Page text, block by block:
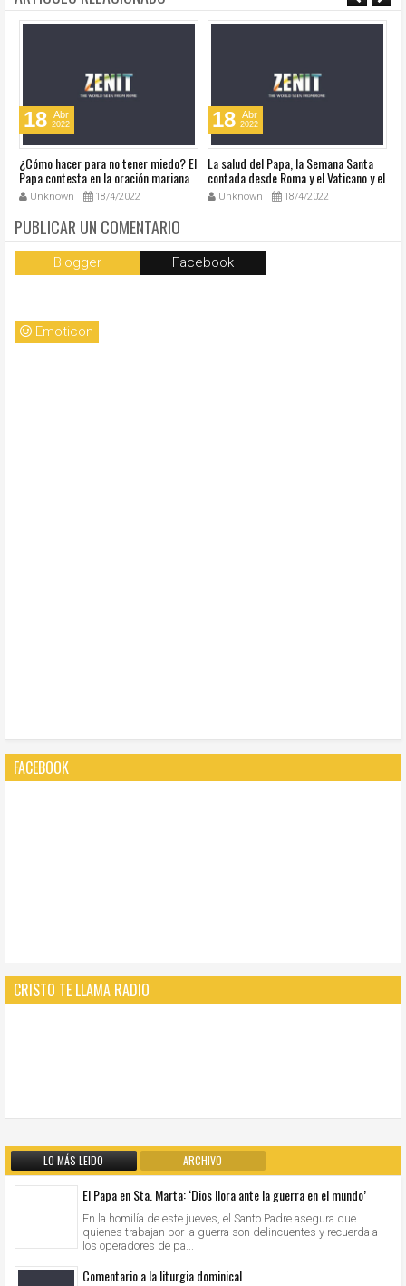
18 Abr
2022
¿Cómo hacer para no tener miedo? El
Papa contesta en la oración mariana
de este lunes en la Plaza de San
Pedro
Unknown 18/4/2022
18 Abr
2022
La salud del Papa, la Semana Santa
contada desde Roma y el Vaticano y el
resumen de noticias en audio
Unknown 18/4/2022
PUBLICAR UN COMENTARIO
Blogger Facebook
Emoticon
FACEBOOK
CRISTO TE LLAMA RADIO
LO MÁS LEIDO ARCHIVO
El Papa en Sta. Marta: ‘Dios llora ante la guerra en el mundo’
En la homilía de este jueves, el Santo Padre asegura que
quienes trabajan por la guerra son delincuentes y recuerda a
los operadores de pa...
Comentario a la liturgia dominical